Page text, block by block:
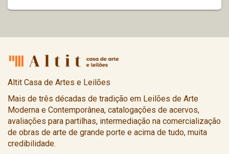
Altit Casa de Artes e Leilões
Mais de três décadas de tradição em Leilões de Arte
Moderna e Contemporânea, catalogações de acervos,
avaliações para partilhas, intermediação na comercialização
de obras de arte de grande porte e acima de tudo, muita
credibilidade.